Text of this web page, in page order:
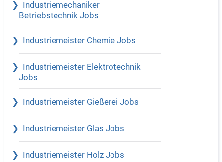
Industriemechaniker
Betriebstechnik Jobs
Industriemeister Chemie Jobs
Industriemeister Elektrotechnik
Jobs
Industriemeister Gießerei Jobs
Industriemeister Glas Jobs
Industriemeister Holz Jobs